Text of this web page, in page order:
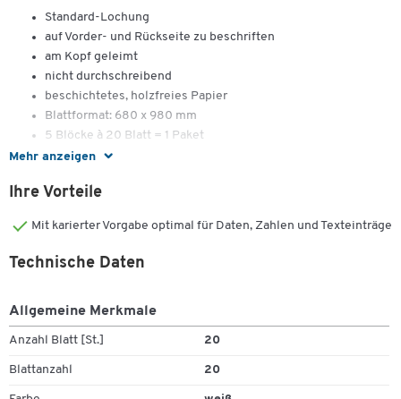
Mehr anzeigen
Standard-Lochung
auf Vorder- und Rückseite zu beschriften
am Kopf geleimt
nicht durchschreibend
beschichtetes, holzfreies Papier
Blattformat: 680 x 980 mm
5 Blöcke à 20 Blatt = 1 Paket
Ihre Vorteile
Mit karierter Vorgabe optimal für Daten, Zahlen und Texteinträge
Technische Daten
Allgemeine Merkmale
Anzahl Blatt [St.] 20
Blattanzahl 20